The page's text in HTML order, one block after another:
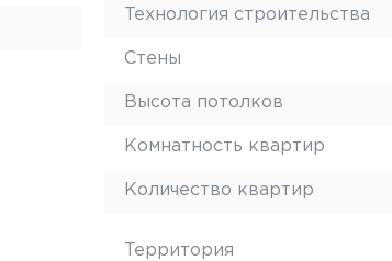
Технология строительства
Стены
Высота потолков
Комнатность квартир
Количество квартир
Территория